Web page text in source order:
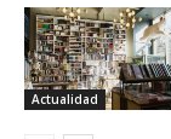
Actualidad